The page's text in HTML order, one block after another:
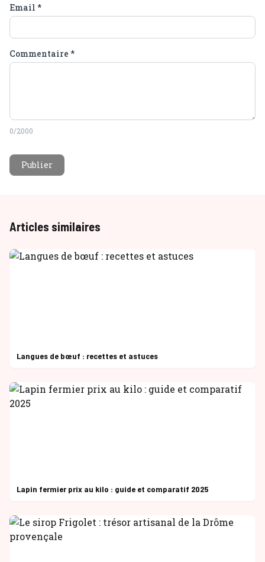
Email *
Commentaire *
0/2000
Publier
Articles similaires
Langues de bœuf : recettes et astuces
Lapin fermier prix au kilo : guide et comparatif 2025